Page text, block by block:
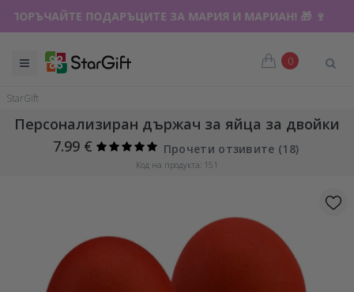
ПОРЪЧАЙТЕ ПОДАРЪЦИТЕ ЗА МАРИЯ И МАРИАН! 🎁 🍷
0
StarGift
Персонализиран държач за яйца за двойки
7.99 €
Прочети отзивите (18)
Код на продукта: 151